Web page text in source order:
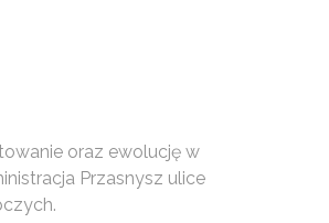
oraz ewolucję w
Przasnysz ulice